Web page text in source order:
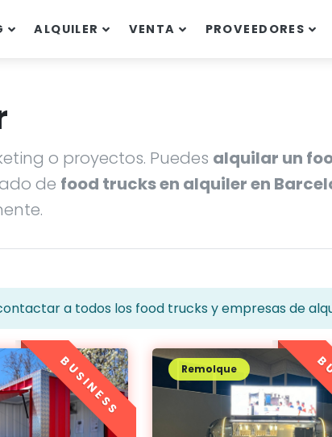
ALQUILER VENTA PROVEEDORES
o proyectos. Puedes alquilar un
de food trucks en alquiler en
a todos los food trucks y empresas de
BUSINESS Remolque